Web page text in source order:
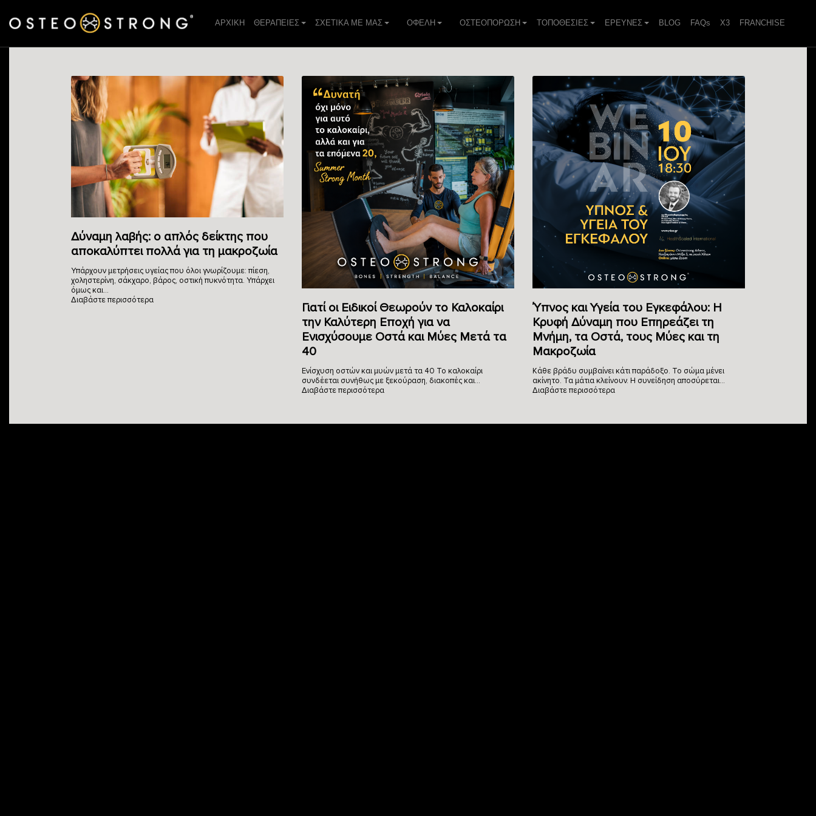
ΑΡΧΙΚΗ ΘΕΡΑΠΕIΕΣ ΣΧΕΤΙΚΑ ΜΕ ΜΑΣ ΟΦΕΛΗ ΟΣΤΕΟΠΟΡΩΣΗ ΤΟΠΟΘΕΣΙΕΣ ΕΡΕΥΝΕΣ BLOG FAQs X3 FRANCHISE
Δύναμη λαβής: ο απλός δείκτης που
αποκαλύπτει πολλά για τη μακροζωία
Υπάρχουν μετρήσεις υγείας που όλοι γνωρίζουμε: πίεση,
χοληστερίνη, σάκχαρο, βάρος, οστική πυκνότητα. Υπάρχει
όμως και…
Διαβάστε περισσότερα
Γιατί οι Ειδικοί Θεωρούν το Καλοκαίρι
την Καλύτερη Εποχή για να
Ενισχύσουμε Οστά και Μύες Μετά τα
40
Ενίσχυση οστών και μυών μετά τα 40 Το καλοκαίρι
συνδέεται συνήθως με ξεκούραση, διακοπές και…
Διαβάστε περισσότερα
Ύπνος και Υγεία του Εγκεφάλου: Η
Κρυφή Δύναμη που Επηρεάζει τη
Μνήμη, τα Οστά, τους Μύες και τη
Μακροζωία
Κάθε βράδυ συμβαίνει κάτι παράδοξο. Το σώμα μένει
ακίνητο. Τα μάτια κλείνουν. Η συνείδηση αποσύρεται…
Διαβάστε περισσότερα